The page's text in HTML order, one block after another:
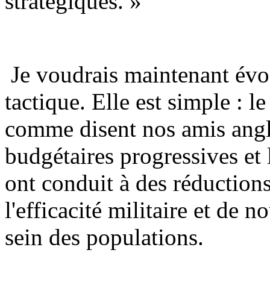
Je voudrais maintenant
tactique. Elle est simple :
comme disent nos amis
budgétaires progressives
ont conduit à des
l'efficacité militaire et de
sein des populations.